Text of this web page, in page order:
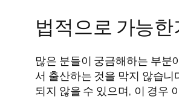
법적으로 가능한
많은 분들이 궁금해하는 부분
서 출산하는 것을 막지 않습
되지 않을 수 있으며, 이 경우